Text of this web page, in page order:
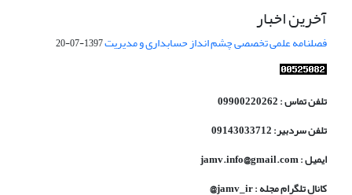
آخرین اخبار
فصلنامه علمی تخصصی چشم انداز حسابداری و مدیریت1397-07-20
تلفن تماس : 09900220262
تلفن سردبیر: 09143033712
ایمیل : jamv.info@gmail.com
کانال تلگرام مجله : jamv_ir@